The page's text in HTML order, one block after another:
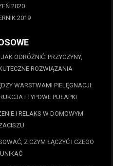
2020
2019
ODRÓŻNIĆ: PRZYCZYNY,
ROZWIĄZANIA
WARSTWAMI PIELĘGNACJI:
I TYPOWE PUŁAPKI
I RELAKS W DOMOWYM
Z CZYM ŁĄCZYĆ I CZEGO
UNIKAĆ